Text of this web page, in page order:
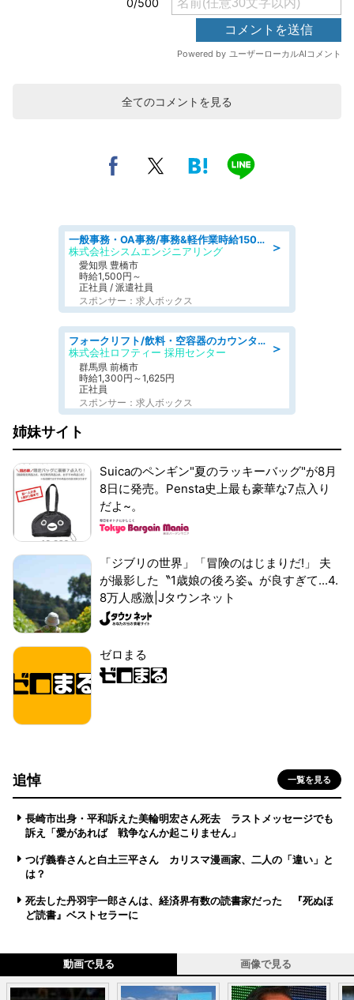
全てのコメントを見る
＞
一般事務・OA事務/事務&軽作業時給1500円土日祝休み各種社保完備
株式会社シスムエンジニアリング
愛知県 豊橋市
時給1,500円～
正社員 / 派遣社員
スポンサー：求人ボックス
＞
フォークリフト/飲料・空容器のカウンターフォーク/駒形駅/車11分
株式会社ロフティー 採用センター
群馬県 前橋市
時給1,300円～1,625円
正社員
スポンサー：求人ボックス
姉妹サイト
Suicaのペンギン"夏のラッキーバッグ"が8月
8日に発売。Pensta史上最も豪華な7点入り
だよ~。
「ジブリの世界」「冒険のはじまりだ!」 夫
が撮影した〝1歳娘の後ろ姿〟が良すぎて...4.
8万人感激|Jタウンネット
ゼロまる
追悼 一覧を見る
長崎市出身・平和訴えた美輪明宏さん死去 ラストメッセージでも
訴え「愛があれば 戦争なんか起こりません」
つげ義春さんと白土三平さん カリスマ漫画家、二人の「違い」と
は？
死去した丹羽宇一郎さんは、経済界有数の読書家だった 『死ぬほ
ど読書』ベストセラーに
動画で見る 画像で見る